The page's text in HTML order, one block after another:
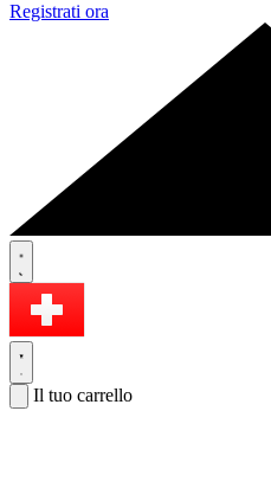
Registrati ora
Il tuo carrello